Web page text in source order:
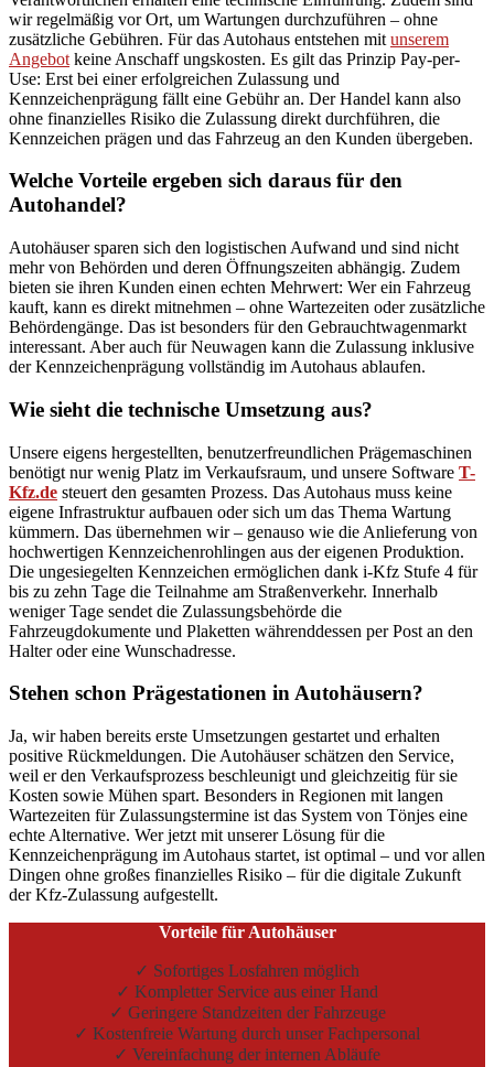
wir regelmäßig vor Ort, um Wartungen durchzuführen – ohne
zusätzliche Gebühren. Für das Autohaus entstehen mit unserem
Angebot keine Anschaff ungskosten. Es gilt das Prinzip Pay-per-
Use: Erst bei einer erfolgreichen Zulassung und
Kennzeichenprägung fällt eine Gebühr an. Der Handel kann also
ohne finanzielles Risiko die Zulassung direkt durchführen, die
Kennzeichen prägen und das Fahrzeug an den Kunden übergeben.
Welche Vorteile ergeben sich daraus für den
Autohandel?
Autohäuser sparen sich den logistischen Aufwand und sind nicht
mehr von Behörden und deren Öffnungszeiten abhängig. Zudem
bieten sie ihren Kunden einen echten Mehrwert: Wer ein Fahrzeug
kauft, kann es direkt mitnehmen – ohne Wartezeiten oder zusätzliche
Behördengänge. Das ist besonders für den Gebrauchtwagenmarkt
interessant. Aber auch für Neuwagen kann die Zulassung inklusive
der Kennzeichenprägung vollständig im Autohaus ablaufen.
Wie sieht die technische Umsetzung aus?
Unsere eigens hergestellten, benutzerfreundlichen Prägemaschinen
benötigt nur wenig Platz im Verkaufsraum, und unsere Software T-
Kfz.de steuert den gesamten Prozess. Das Autohaus muss keine
eigene Infrastruktur aufbauen oder sich um das Thema Wartung
kümmern. Das übernehmen wir – genauso wie die Anlieferung von
hochwertigen Kennzeichenrohlingen aus der eigenen Produktion.
Die ungesiegelten Kennzeichen ermöglichen dank i-Kfz Stufe 4 für
bis zu zehn Tage die Teilnahme am Straßenverkehr. Innerhalb
weniger Tage sendet die Zulassungsbehörde die
Fahrzeugdokumente und Plaketten währenddessen per Post an den
Halter oder eine Wunschadresse.
Stehen schon Prägestationen in Autohäusern?
Ja, wir haben bereits erste Umsetzungen gestartet und erhalten
positive Rückmeldungen. Die Autohäuser schätzen den Service,
weil er den Verkaufsprozess beschleunigt und gleichzeitig für sie
Kosten sowie Mühen spart. Besonders in Regionen mit langen
Wartezeiten für Zulassungstermine ist das System von Tönjes eine
echte Alternative. Wer jetzt mit unserer Lösung für die
Kennzeichenprägung im Autohaus startet, ist optimal – und vor allen
Dingen ohne großes finanzielles Risiko – für die digitale Zukunft
der Kfz-Zulassung aufgestellt.
Vorteile für Autohäuser
✓ Sofortiges Losfahren möglich
✓ Kompletter Service aus einer Hand
✓ Geringere Standzeiten der Fahrzeuge
✓ Kostenfreie Wartung durch unser Fachpersonal
✓ Vereinfachung der internen Abläufe